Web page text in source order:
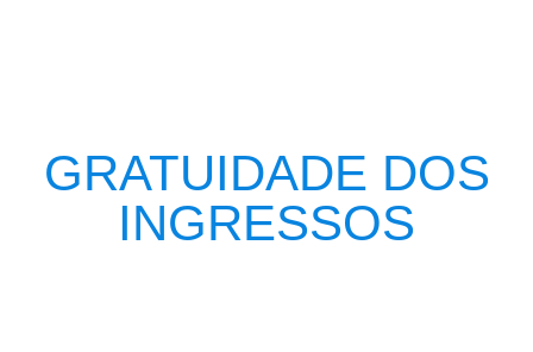
GRATUIDADE DOS
INGRESSOS